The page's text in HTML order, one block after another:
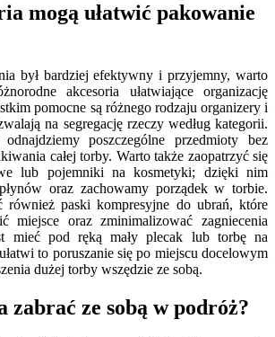
mogą ułatwić pakowanie
był bardziej efektywny i przyjemny, warto
akcesoria ułatwiające organizację
pomocne są różnego rodzaju organizery i
na segregację rzeczy według kategorii.
poszczególne przedmioty bez
całej torby. Warto także zaopatrzyć się
lub pojemniki na kosmetyki; dzięki nim
oraz zachowamy porządek w torbie.
również paski kompresyjne do ubrań, które
miejsce oraz zminimalizować zagniecenia
mieć pod ręką mały plecak lub torbę na
to poruszanie się po miejscu docelowym
dużej torby wszędzie ze sobą.
zabrać ze sobą w podróż?